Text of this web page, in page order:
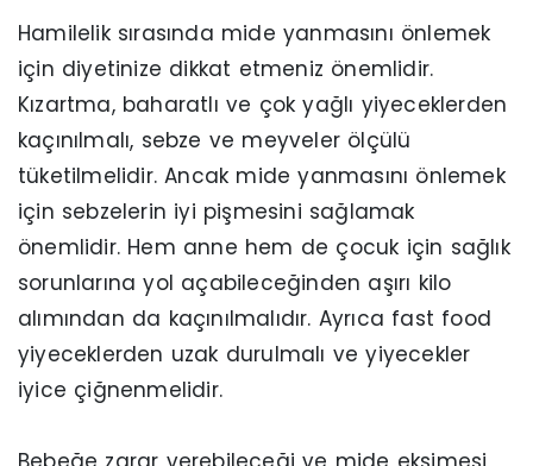
Hamilelik sırasında mide yanmasını önlemek
için diyetinize dikkat etmeniz önemlidir.
Kızartma, baharatlı ve çok yağlı yiyeceklerden
kaçınılmalı, sebze ve meyveler ölçülü
tüketilmelidir. Ancak mide yanmasını önlemek
için sebzelerin iyi pişmesini sağlamak
önemlidir. Hem anne hem de çocuk için sağlık
sorunlarına yol açabileceğinden aşırı kilo
alımından da kaçınılmalıdır. Ayrıca fast food
yiyeceklerden uzak durulmalı ve yiyecekler
iyice çiğnenmelidir.